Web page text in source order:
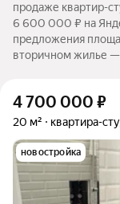
продаже квартир-
6 600 000 ₽ на
предложения
вторичном жилье —
4 700 000 ₽
20 м² квартира-
новостройка